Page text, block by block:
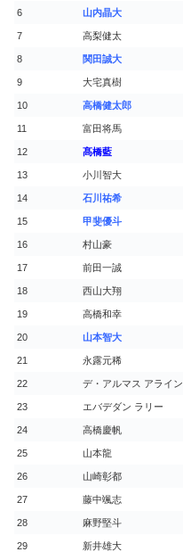
6 山内晶大
7 高梨健太
8 関田誠大
9 大宅真樹
10 高橋健太郎
11 富田将馬
12 髙橋藍
13 小川智大
14 石川祐希
15 甲斐優斗
16 村山豪
17 前田一誠
18 西山大翔
19 高橋和幸
20 山本智大
21 永露元稀
22 デ・アルマス アライン
23 エバデダン ラリー
24 高橋慶帆
25 山本龍
26 山崎彰都
27 藤中颯志
28 麻野堅斗
29 新井雄大